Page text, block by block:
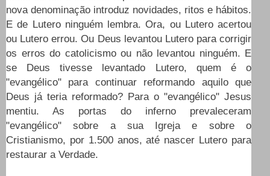
nova denominação introduz novidades, ritos e hábitos.
E de Lutero ninguém lembra. Ora, ou Lutero acertou
ou Lutero errou. Ou Deus levantou Lutero para corrigir
os erros do catolicismo ou não levantou ninguém. E
se Deus tivesse levantado Lutero, quem é o
"evangélico" para continuar reformando aquilo que
Deus já teria reformado? Para o "evangélico" Jesus
mentiu. As portas do inferno prevaleceram
"evangélico" sobre a sua Igreja e sobre o
Cristianismo, por 1.500 anos, até nascer Lutero para
restaurar a Verdade.